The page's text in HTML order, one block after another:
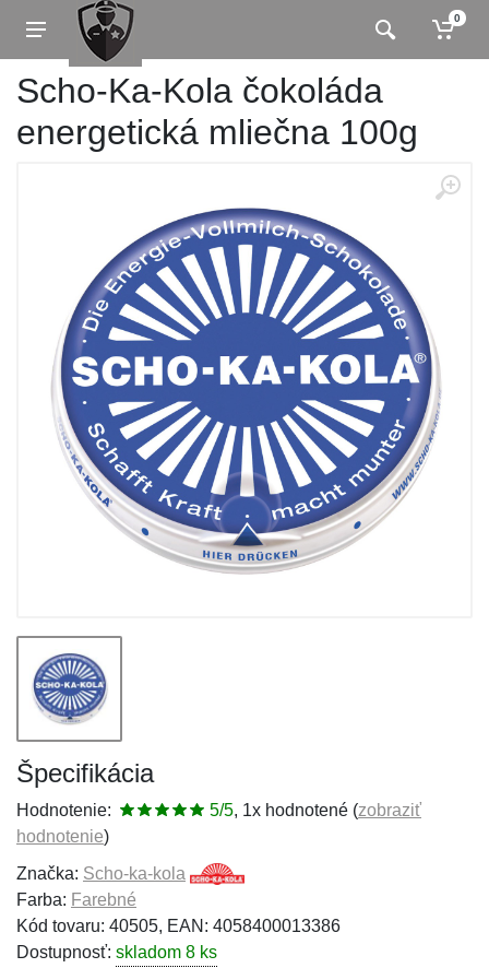
0
Scho-Ka-Kola čokoláda
energetická mliečna 100g
Špecifikácia
Hodnotenie: 5/5, 1x hodnotené (zobraziť
hodnotenie)
Značka: Scho-ka-kola
Farba: Farebné
Kód tovaru: 40505, EAN: 4058400013386
Dostupnosť: skladom 8 ks